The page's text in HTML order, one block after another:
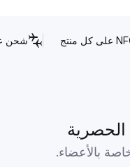
شحن
بالأعضاء.